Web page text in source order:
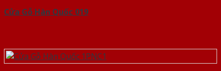
Cửa Gỗ Hàn Quốc 019